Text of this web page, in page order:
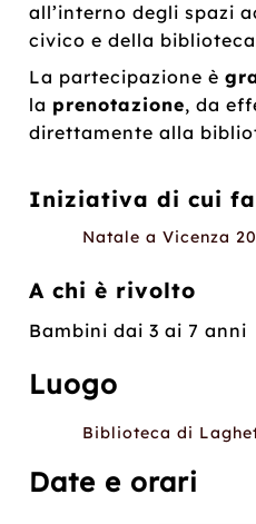
all’interno degli spazi
civico e della
La partecipazione è
la prenotazione, da
direttamente alla
Iniziativa di cui
Natale a Vicenza
A chi è rivolto
Bambini dai 3 ai 7 anni
Luogo
Biblioteca di
Date e orari